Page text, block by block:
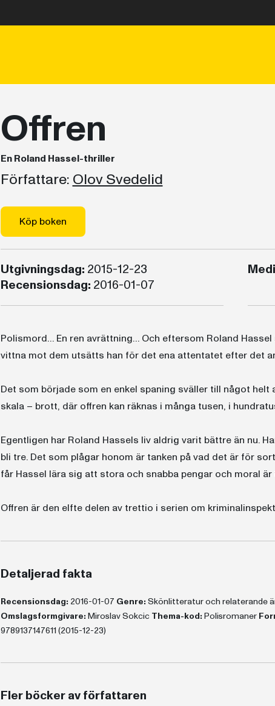
Offren
En Roland Hassel-thriller
Författare: Olov Svedelid
Köp boken
Utgivningsdag: 2015-12-23
Recensionsdag: 2016-01-07
Polismord… En ren avrättning… Och eftersom Roland
vittna mot dem utsätts han för det ena attentatet efter det
Det som började som en enkel spaning sväller till något
skala – brott, där offren kan räknas i många tusen, i
Egentligen har Roland Hassels liv aldrig varit bättre än nu.
bli tre. Det som plågar honom är tanken på vad det är för
får Hassel lära sig att stora och snabba pengar och moral
Offren är den elfte delen av trettio i serien om
Detaljerad fakta
Recensionsdag: 2016-01-07 Genre: Skönlitteratur och relaterande
Omslagsformgivare: Miroslav Sokcic Thema-kod: Polisromaner
9789137147611 (2015-12-23)
Fler böcker av författaren